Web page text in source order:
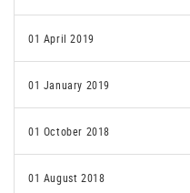
01 April 2019
01 January 2019
01 October 2018
01 August 2018